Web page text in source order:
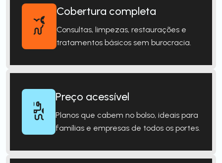
Cobertura completa
Consultas, limpezas, restaurações e
tratamentos básicos sem burocracia.
Preço acessível
Planos que cabem no bolso, ideais para
famílias e empresas de todos os portes.